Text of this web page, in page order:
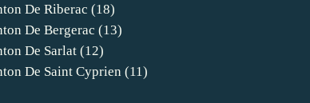
De Riberac (18)
De Bergerac (13)
De Sarlat (12)
De Saint Cyprien (11)